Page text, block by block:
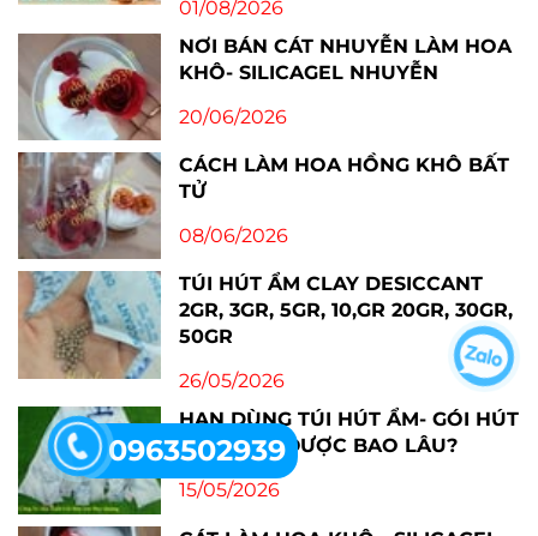
01/08/2026
NƠI BÁN CÁT NHUYỄN LÀM HOA
KHÔ- SILICAGEL NHUYỄN
20/06/2026
CÁCH LÀM HOA HỒNG KHÔ BẤT
TỬ
08/06/2026
TÚI HÚT ẨM CLAY DESICCANT
2GR, 3GR, 5GR, 10,GR 20GR, 30GR,
50GR
26/05/2026
HẠN DÙNG TÚI HÚT ẨM- GÓI HÚT
ẨM DÙNG ĐƯỢC BAO LÂU?
15/05/2026
0963502939